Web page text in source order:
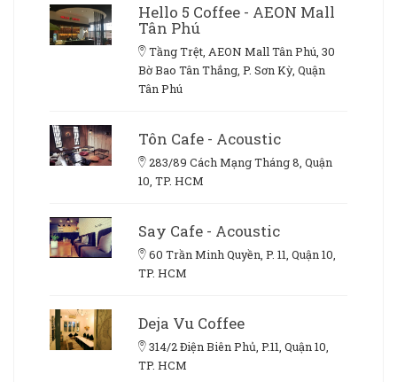
Hello 5 Coffee - AEON Mall
Tân Phú
Tầng Trệt, AEON Mall Tân Phú, 30
Bờ Bao Tân Thắng, P. Sơn Kỳ, Quận
Tân Phú
Tôn Cafe - Acoustic
283/89 Cách Mạng Tháng 8, Quận
10, TP. HCM
Say Cafe - Acoustic
60 Trần Minh Quyền, P. 11, Quận 10,
TP. HCM
Deja Vu Coffee
314/2 Điện Biên Phủ, P.11, Quận 10,
TP. HCM